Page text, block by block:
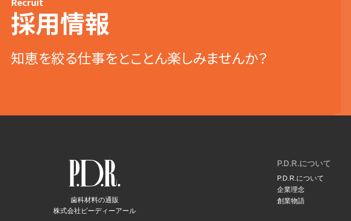
採用情報
知恵を絞る仕事をとことん楽しみませんか？
歯科材料の通販
株式会社ピーディーアール
P.D.R.について
P.D.R.について
企業理念
創業物語